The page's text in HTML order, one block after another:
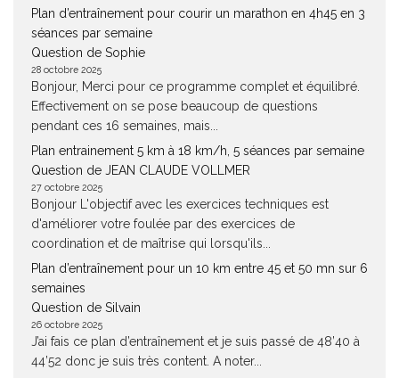
Plan d’entraînement pour courir un marathon en 4h45 en 3
séances par semaine
Question de Sophie
28 octobre 2025
Bonjour, Merci pour ce programme complet et équilibré.
Effectivement on se pose beaucoup de questions
pendant ces 16 semaines, mais...
Plan entrainement 5 km à 18 km/h, 5 séances par semaine
Question de JEAN CLAUDE VOLLMER
27 octobre 2025
Bonjour L'objectif avec les exercices techniques est
d'améliorer votre foulée par des exercices de
coordination et de maîtrise qui lorsqu'ils...
Plan d’entraînement pour un 10 km entre 45 et 50 mn sur 6
semaines
Question de Silvain
26 octobre 2025
J’ai fais ce plan d’entraînement et je suis passé de 48’40 à
44’52 donc je suis très content. A noter...